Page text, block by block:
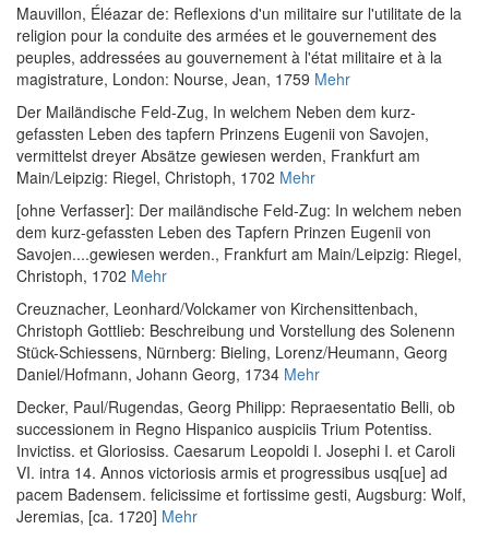
Mauvillon, Éléazar de: Reflexions d'un militaire sur l'utilitate de la
religion pour la conduite des armées et le gouvernement des
peuples, addressées au gouvernement à l'état militaire et à la
magistrature, London: Nourse, Jean, 1759 Mehr
Der Mailändische Feld-Zug, In welchem Neben dem kurz-
gefassten Leben des tapfern Prinzens Eugenii von Savojen,
vermittelst dreyer Absätze gewiesen werden, Frankfurt am
Main/Leipzig: Riegel, Christoph, 1702 Mehr
[ohne Verfasser]: Der mailändische Feld-Zug: In welchem neben
dem kurz-gefassten Leben des Tapfern Prinzen Eugenii von
Savojen....gewiesen werden., Frankfurt am Main/Leipzig: Riegel,
Christoph, 1702 Mehr
Creuznacher, Leonhard/Volckamer von Kirchensittenbach,
Christoph Gottlieb: Beschreibung und Vorstellung des Solenenn
Stück-Schiessens, Nürnberg: Bieling, Lorenz/Heumann, Georg
Daniel/Hofmann, Johann Georg, 1734 Mehr
Decker, Paul/Rugendas, Georg Philipp: Repraesentatio Belli, ob
successionem in Regno Hispanico auspiciis Trium Potentiss.
Invictiss. et Gloriosiss. Caesarum Leopoldi I. Josephi I. et Caroli
VI. intra 14. Annos victoriosis armis et progressibus usq[ue] ad
pacem Badensem. felicissime et fortissime gesti, Augsburg: Wolf,
Jeremias, [ca. 1720] Mehr